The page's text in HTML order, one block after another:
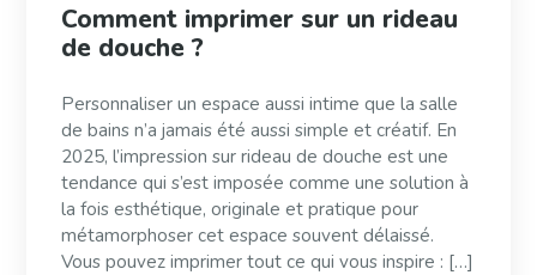
Comment imprimer sur un rideau
de douche ?
Personnaliser un espace aussi intime que la salle
de bains n’a jamais été aussi simple et créatif. En
2025, l’impression sur rideau de douche est une
tendance qui s’est imposée comme une solution à
la fois esthétique, originale et pratique pour
métamorphoser cet espace souvent délaissé.
Vous pouvez imprimer tout ce qui vous inspire : […]